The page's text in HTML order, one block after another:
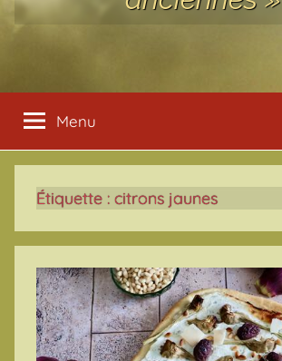
Menu
Étiquette : citrons jaunes